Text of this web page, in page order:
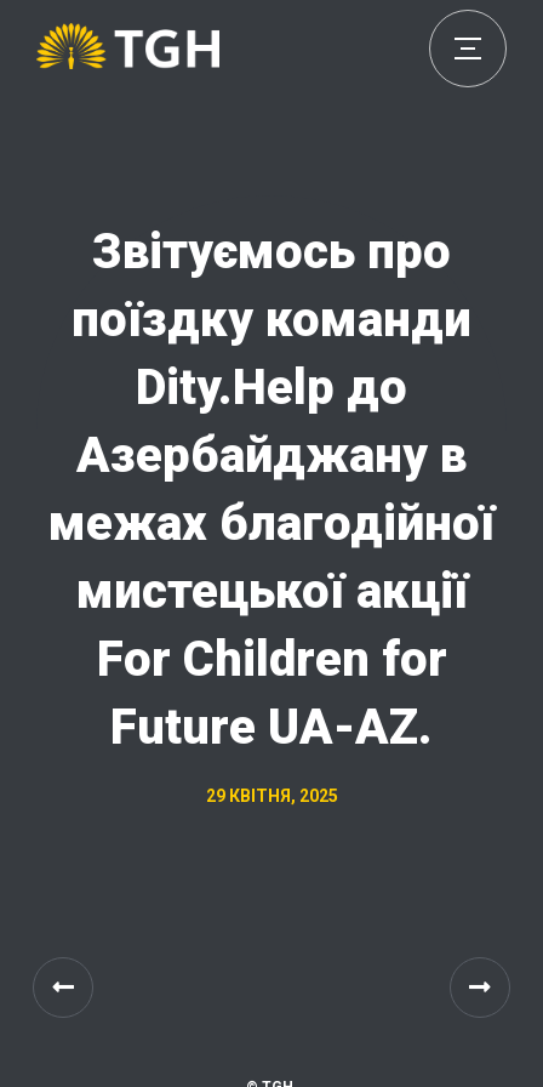
Звітуємось про
поїздку команди
Dity.Help до
Азербайджану в
межах благодійної
мистецької акції
For Children for
Future UA-AZ.
29 КВІТНЯ, 2025